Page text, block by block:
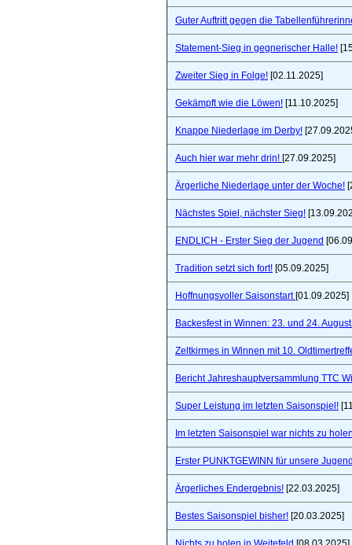
Guter Auftritt gegen die
Statement-Sieg in gegnerischer Halle!
Zweiter Sieg in Folge! [02.11.2025]
Gekämpft wie die Löwen! [11.10.2025]
Knappe Niederlage im Derby!
Auch hier war mehr drin! [27.09.2025]
Ärgerliche Niederlage unter der Woche!
Nächstes Spiel, nächster Sieg!
ENDLICH - Erster Sieg der Jugend
Tradition setzt sich fort! [05.09.2025]
Hoffnungsvoller Saisonstart [01.09.2025]
Backesfest in Winnen: 23. und 24.
Zeltkirmes in Winnen mit 10.
Bericht Jahreshauptversammlung TTC
Super Leistung im letzten Saisonspiel!
Im letzten Saisonspiel war nichts zu
Erster PUNKTGEWINN für unsere
Ärgerliches Endergebnis! [22.03.2025]
Bestes Saisonspiel bisher! [20.03.2025]